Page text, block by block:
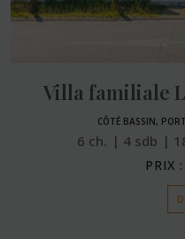
Villa familiale
CÔTÉ BASSIN,
6 ch. 4 sdb
PRIX :